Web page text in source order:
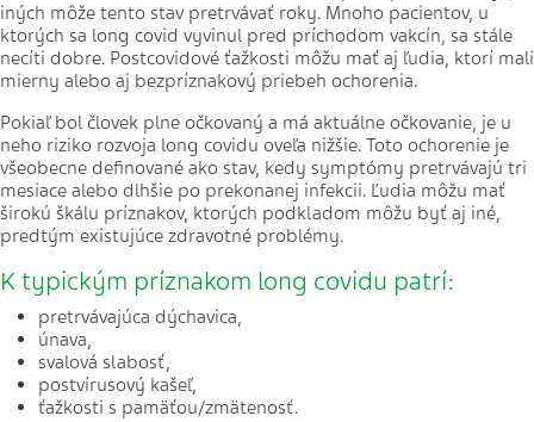
iných môže tento stav pretrvávať roky. Mnoho pacientov, u
ktorých sa long covid vyvinul pred príchodom vakcín, sa stále
necíti dobre. Postcovidové ťažkosti môžu mať aj ľudia, ktorí mali
mierny alebo aj bezpríznakový priebeh ochorenia.
Pokiaľ bol človek plne očkovaný a má aktuálne očkovanie, je u
neho riziko rozvoja long covidu oveľa nižšie. Toto ochorenie je
všeobecne definované ako stav, kedy symptómy pretrvávajú tri
mesiace alebo dlhšie po prekonanej infekcii. Ľudia môžu mať
širokú škálu príznakov, ktorých podkladom môžu byť aj iné,
predtým existujúce zdravotné problémy.
K typickým príznakom long covidu patrí:
pretrvávajúca dýchavica,
únava,
svalová slabosť,
postvírusový kašeľ,
ťažkosti s pamäťou/zmätenosť.